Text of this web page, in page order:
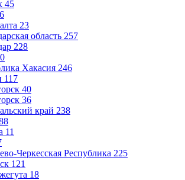
45
23
область 257
228
Хакасия 246
117
40
36
край 238
11
Черкесская Республика 225
121
18